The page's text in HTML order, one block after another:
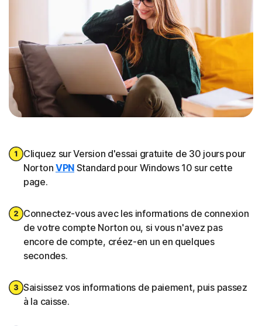
Cliquez sur Version d'essai gratuite de 30 jours pour
Norton VPN Standard pour Windows 10 sur cette
page.
Connectez-vous avec les informations de connexion
de votre compte Norton ou, si vous n'avez pas
encore de compte, créez-en un en quelques
secondes.
Saisissez vos informations de paiement, puis passez
à la caisse.